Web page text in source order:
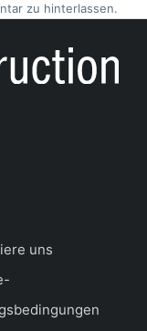
zu hinterlassen.
uns